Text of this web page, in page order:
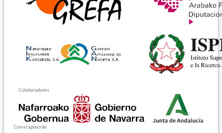
Colaboradores
Con el apoyo de